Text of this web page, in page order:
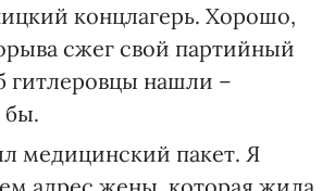
концлагерь. Хорошо,
сжег свой партийный
гитлеровцы нашли –
бы.
медицинский пакет. Я